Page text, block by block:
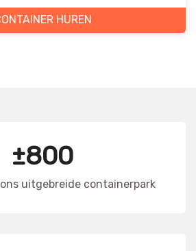
HUREN
±800
uitgebreide containerpark